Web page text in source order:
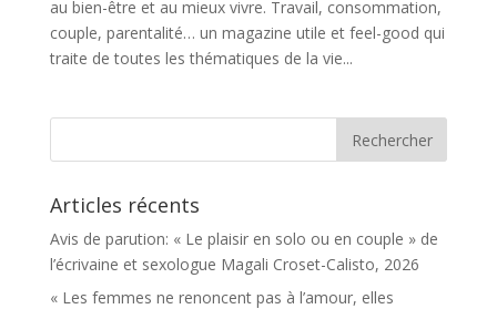
au bien-être et au mieux vivre. Travail, consommation,
couple, parentalité… un magazine utile et feel-good qui
traite de toutes les thématiques de la vie...
Articles récents
Avis de parution: « Le plaisir en solo ou en couple » de
l’écrivaine et sexologue Magali Croset-Calisto, 2026
« Les femmes ne renoncent pas à l’amour, elles